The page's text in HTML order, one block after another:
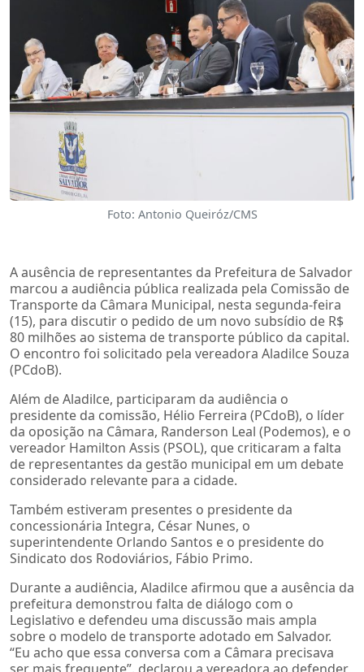
Foto: Antonio Queiróz/CMS
A ausência de representantes da Prefeitura de Salvador
marcou a audiência pública realizada pela Comissão de
Transporte da Câmara Municipal, nesta segunda-feira
(15), para discutir o pedido de um novo subsídio de R$
80 milhões ao sistema de transporte público da capital.
O encontro foi solicitado pela vereadora Aladilce Souza
(PCdoB).
Além de Aladilce, participaram da audiência o
presidente da comissão, Hélio Ferreira (PCdoB), o líder
da oposição na Câmara, Randerson Leal (Podemos), e o
vereador Hamilton Assis (PSOL), que criticaram a falta
de representantes da gestão municipal em um debate
considerado relevante para a cidade.
Também estiveram presentes o presidente da
concessionária Integra, César Nunes, o
superintendente Orlando Santos e o presidente do
Sindicato dos Rodoviários, Fábio Primo.
Durante a audiência, Aladilce afirmou que a ausência da
prefeitura demonstrou falta de diálogo com o
Legislativo e defendeu uma discussão mais ampla
sobre o modelo de transporte adotado em Salvador.
“Eu acho que essa conversa com a Câmara precisava